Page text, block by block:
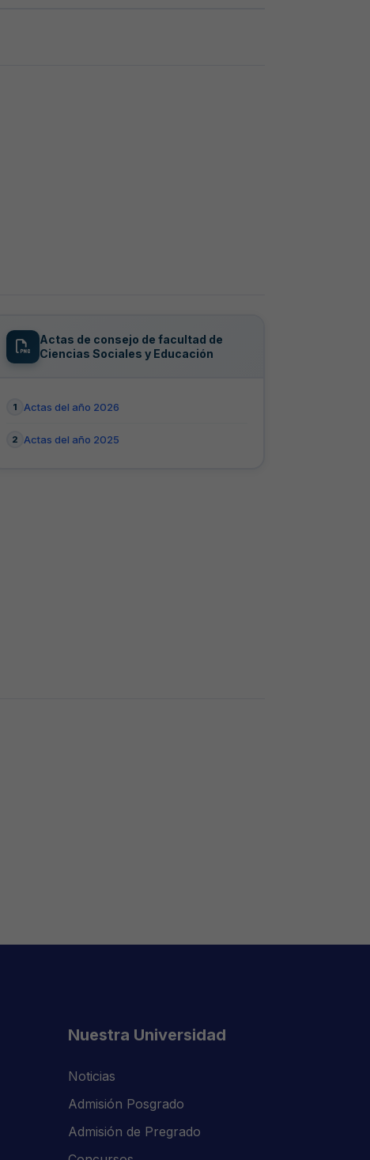
Actas de consejo de facultad de
Ciencias Sociales y Educación
Actas del año 2026
Actas del año 2025
Nuestra Universidad
Noticias
Admisión Posgrado
Admisión de Pregrado